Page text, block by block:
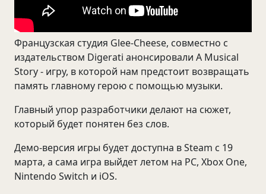
Французская студия Glee-Cheese, совместно с
издательством Digerati анонсировали A Musical
Story - игру, в которой нам предстоит возвращать
память главному герою с помощью музыки.
Главный упор разработчики делают на сюжет,
который будет понятен без слов.
Демо-версия игры будет доступна в Steam с 19
марта, а сама игра выйдет летом на РС, Xbox One,
Nintendo Switch и iOS.